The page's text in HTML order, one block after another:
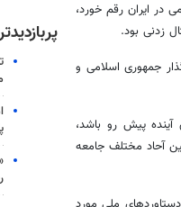
در ایران رقم خورد،
زدنی بود.
جمهوری اسلامی و
پیش رو باشد،
بین آحاد مختلف جامعه